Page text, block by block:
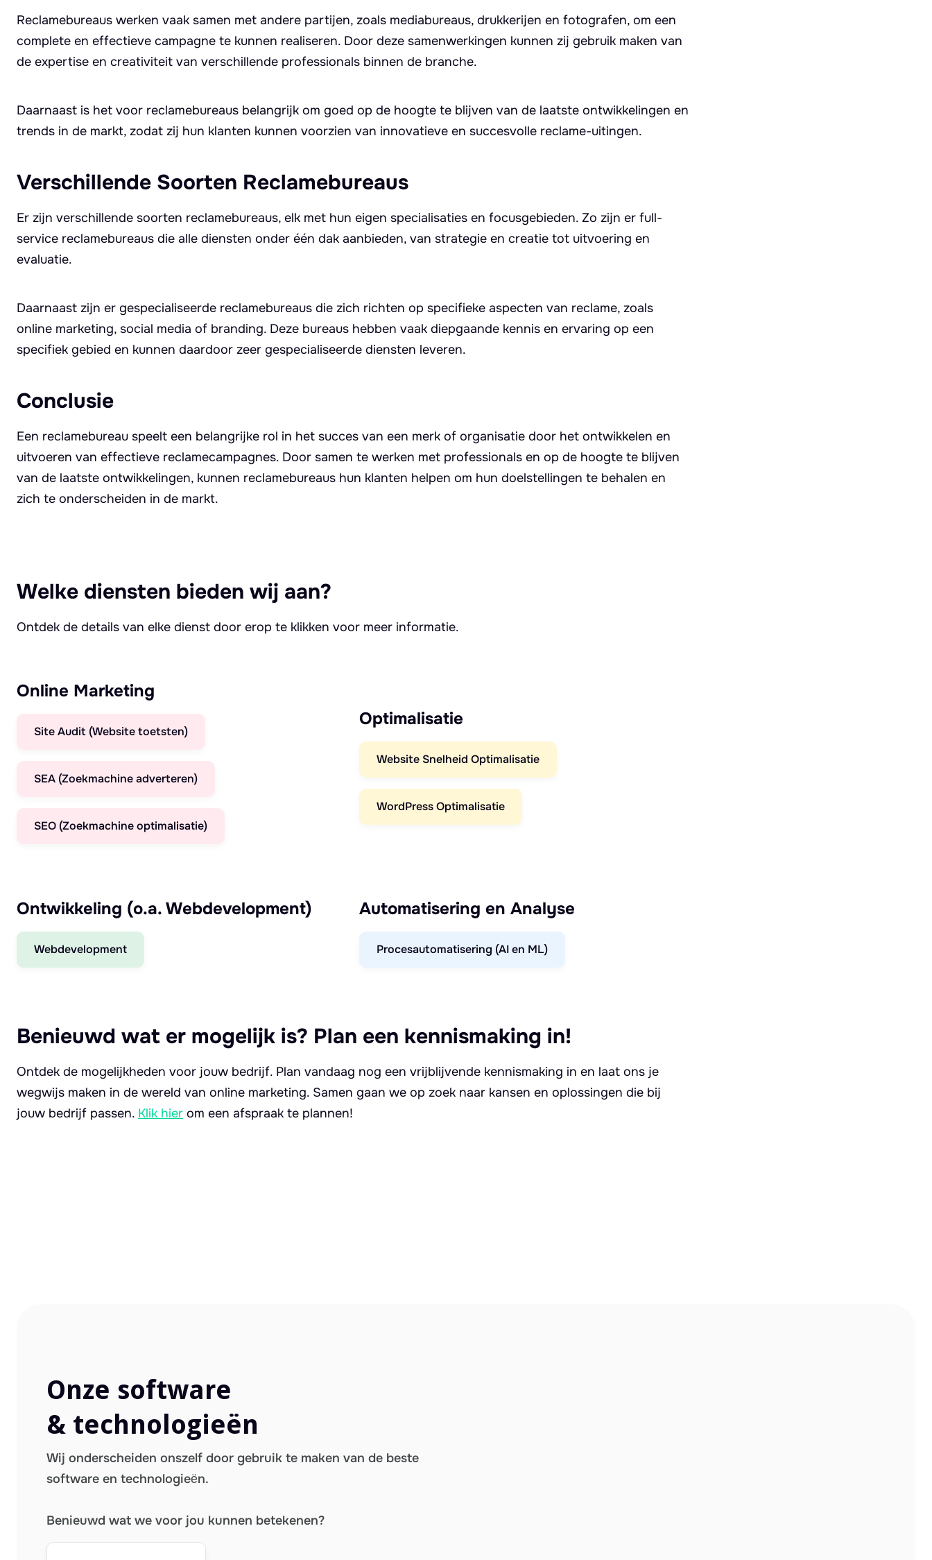
Reclamebureaus werken vaak samen met andere partijen, zoals mediabureaus, drukkerijen en fotografen, om een
complete en effectieve campagne te kunnen realiseren. Door deze samenwerkingen kunnen zij gebruik maken van
de expertise en creativiteit van verschillende professionals binnen de branche.
Daarnaast is het voor reclamebureaus belangrijk om goed op de hoogte te blijven van de laatste ontwikkelingen en
trends in de markt, zodat zij hun klanten kunnen voorzien van innovatieve en succesvolle reclame-uitingen.
Verschillende Soorten Reclamebureaus
Er zijn verschillende soorten reclamebureaus, elk met hun eigen specialisaties en focusgebieden. Zo zijn er full-
service reclamebureaus die alle diensten onder één dak aanbieden, van strategie en creatie tot uitvoering en
evaluatie.
Daarnaast zijn er gespecialiseerde reclamebureaus die zich richten op specifieke aspecten van reclame, zoals
online marketing, social media of branding. Deze bureaus hebben vaak diepgaande kennis en ervaring op een
specifiek gebied en kunnen daardoor zeer gespecialiseerde diensten leveren.
Conclusie
Een reclamebureau speelt een belangrijke rol in het succes van een merk of organisatie door het ontwikkelen en
uitvoeren van effectieve reclamecampagnes. Door samen te werken met professionals en op de hoogte te blijven
van de laatste ontwikkelingen, kunnen reclamebureaus hun klanten helpen om hun doelstellingen te behalen en
zich te onderscheiden in de markt.
Welke diensten bieden wij aan?
Ontdek de details van elke dienst door erop te klikken voor meer informatie.
Online Marketing
Site Audit (Website toetsten)
SEA (Zoekmachine adverteren)
SEO (Zoekmachine optimalisatie)
Optimalisatie
Website Snelheid Optimalisatie
WordPress Optimalisatie
Ontwikkeling (o.a. Webdevelopment)
Webdevelopment
Automatisering en Analyse
Procesautomatisering (AI en ML)
Benieuwd wat er mogelijk is? Plan een kennismaking in!
Ontdek de mogelijkheden voor jouw bedrijf. Plan vandaag nog een vrijblijvende kennismaking in en laat ons je
wegwijs maken in de wereld van online marketing. Samen gaan we op zoek naar kansen en oplossingen die bij
jouw bedrijf passen. Klik hier om een afspraak te plannen!
Onze software
& technologieën
Wij onderscheiden onszelf door gebruik te maken van de beste
software en technologieën.
Benieuwd wat we voor jou kunnen betekenen?